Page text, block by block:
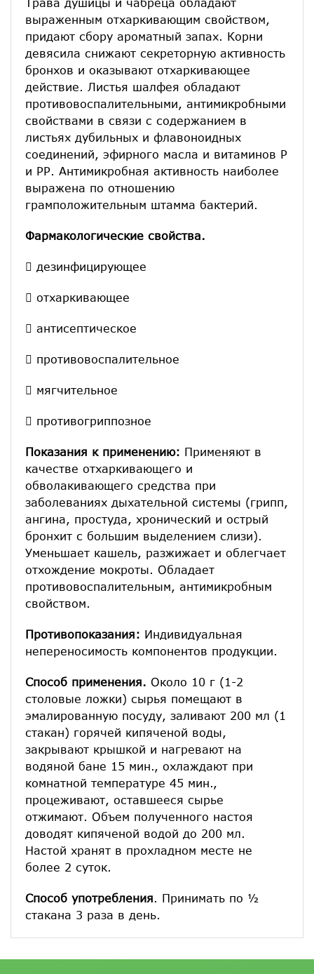
выраженным отхаркивающим свойством,
придают сбору ароматный запах. Корни
девясила снижают секреторную активность
бронхов и оказывают отхаркивающее
действие. Листья шалфея обладают
противовоспалительными, антимикробными
свойствами в связи с содержанием в
листьях дубильных и флавоноидных
соединений, эфирного масла и витаминов Р
и РР. Антимикробная активность наиболее
выражена по отношению
грамположительным штамма бактерий.
Фармакологические свойства.
 дезинфицирующее
 отхаркивающее
 антисептическое
 противовоспалительное
 мягчительное
 противогриппозное
Показания к применению: Применяют в
качестве отхаркивающего и
обволакивающего средства при
заболеваниях дыхательной системы (грипп,
ангина, простуда, хронический и острый
бронхит с большим выделением слизи).
Уменьшает кашель, разжижает и облегчает
отхождение мокроты. Обладает
противовоспалительным, антимикробным
свойством.
Противопоказания: Индивидуальная
непереносимость компонентов продукции.
Способ применения. Около 10 г (1-2
столовые ложки) сырья помещают в
эмалированную посуду, заливают 200 мл (1
стакан) горячей кипяченой воды,
закрывают крышкой и нагревают на
водяной бане 15 мин., охлаждают при
комнатной температуре 45 мин.,
процеживают, оставшееся сырье
отжимают. Объем полученного настоя
доводят кипяченой водой до 200 мл.
Настой хранят в прохладном месте не
более 2 суток.
Способ употребления. Принимать по ½
стакана 3 раза в день.